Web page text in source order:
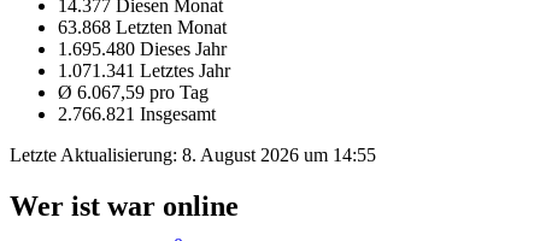
14.377 Diesen Monat
63.868 Letzten Monat
1.695.480 Dieses Jahr
1.071.341 Letztes Jahr
Ø 6.067,59 pro Tag
2.766.821 Insgesamt
Letzte Aktualisierung: 8. August 2026 um 14:55
Wer ist war online